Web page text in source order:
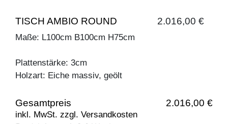
TISCH AMBIO ROUND 2.016,00 €
Maße: L100cm B100cm H75cm
Plattenstärke: 3cm
Holzart: Eiche massiv, geölt
Gesamtpreis 2.016,00 €
inkl. MwSt. zzgl. Versandkosten